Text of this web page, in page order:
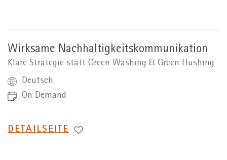
Wirksame Nachhaltigkeitskommunikation
Klare Strategie statt Green Washing & Green Hushing
Deutsch
On Demand
WECHSEL
DETAILSEITE